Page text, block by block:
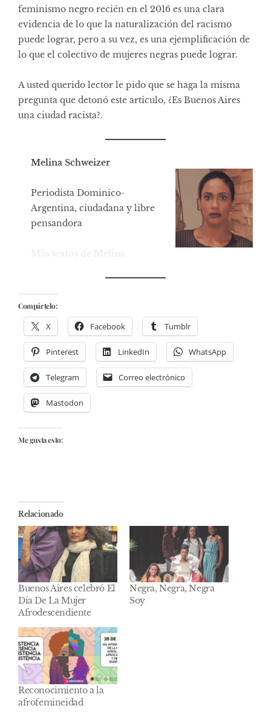
feminismo negro recién en el 2016 es una clara
evidencia de lo que la naturalización del racismo
puede lograr, pero a su vez, es una ejemplificación de
lo que el colectivo de mujeres negras puede lograr.
A usted querido lector le pido que se haga la misma
pregunta que detonó este articulo, ¿Es Buenos Aires
una ciudad racista?.
Melina Schweizer
Periodista Dominico-
Argentina, ciudadana y libre
pensandora
Compártelo:
X Facebook Tumblr
Pinterest LinkedIn WhatsApp
Telegram Correo electrónico
Mastodon
Me gusta esto:
Relacionado
Buenos Aires celebró El
Día De La Mujer
Afrodescendiente
Negra, Negra, Negra
Soy
Reconocimiento a la
afrofemineidad